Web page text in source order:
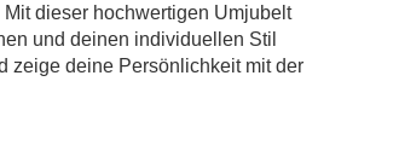
dieser hochwertigen Umjubelt
und deinen individuellen Stil
zeige deine Persönlichkeit mit der